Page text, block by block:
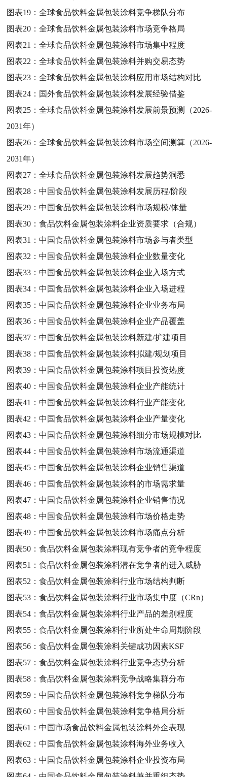
图表19：全球食品饮料金属包装涂料竞争梯队分布
图表20：全球食品饮料金属包装涂料市场竞争格局
图表21：全球食品饮料金属包装涂料市场集中程度
图表22：全球食品饮料金属包装涂料并购交易态势
图表23：全球食品饮料金属包装涂料应用市场结构对比
图表24： 国外食品饮料金属包装涂料发展经验借鉴
图表25：全球食品饮料金属包装涂料发展前景预测（2026-
2031年）
图表26：全球食品饮料金属包装涂料市场空间测算（2026-
2031年）
图表27：全球食品饮料金属包装涂料发展趋势洞悉
图表28：中国食品饮料金属包装涂料发展历程/阶段
图表29：中国食品饮料金属包装涂料市场规模/体量
图表30：食品饮料金属包装涂料企业资质要求（合规）
图表31：中国食品饮料金属包装涂料市场参与者类型
图表32：中国食品饮料金属包装涂料企业数量变化
图表33：中国食品饮料金属包装涂料企业入场方式
图表34：中国食品饮料金属包装涂料企业入场进程
图表35：中国食品饮料金属包装涂料企业业务布局
图表36：中国食品饮料金属包装涂料企业产品覆盖
图表37：中国食品饮料金属包装涂料新建/扩建项目
图表38：中国食品饮料金属包装涂料拟建/规划项目
图表39：中国食品饮料金属包装涂料项目投资热度
图表40：中国食品饮料金属包装涂料企业产能统计
图表41：中国食品饮料金属包装涂料行业产能变化
图表42：中国食品饮料金属包装涂料企业产量变化
图表43：中国食品饮料金属包装涂料细分市场规模对比
图表44：中国食品饮料金属包装涂料市场流通渠道
图表45：中国食品饮料金属包装涂料企业销售渠道
图表46：中国食品饮料金属包装涂料的市场需求量
图表47：中国食品饮料金属包装涂料企业销售情况
图表48：中国食品饮料金属包装涂料市场价格走势
图表49：中国食品饮料金属包装涂料市场痛点分析
图表50：食品饮料金属包装涂料现有竞争者的竞争程度
图表51：食品饮料金属包装涂料潜在竞争者的进入威胁
图表52：食品饮料金属包装涂料行业市场结构判断
图表53：食品饮料金属包装涂料行业市场集中度（CRn）
图表54：食品饮料金属包装涂料行业产品的差别程度
图表55：食品饮料金属包装涂料行业所处生命周期阶段
图表56：食品饮料金属包装涂料关键成功因素KSF
图表57：食品饮料金属包装涂料行业竞争态势分析
图表58：食品饮料金属包装涂料竞争战略集群分布
图表59：中国食品饮料金属包装涂料竞争梯队分布
图表60：中国食品饮料金属包装涂料竞争格局分析
图表61：中国市场食品饮料金属包装涂料外企表现
图表62：中国食品饮料金属包装涂料海外业务收入
图表63：中国食品饮料金属包装涂料企业投资布局